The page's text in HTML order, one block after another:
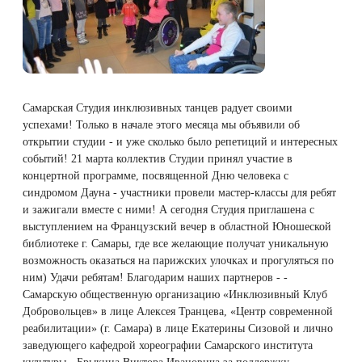
Самарская Студия инклюзивных танцев радует своими
успехами! Только в начале этого месяца мы объявили об
открытии студии - и уже сколько было репетиций и интересных
событий! 21 марта коллектив Студии принял участие в
концертной программе, посвященной Дню человека с
синдромом Дауна - участники провели мастер-классы для ребят
и зажигали вместе с ними! А сегодня Студия приглашена с
выступлением на Французский вечер в областной Юношеской
библиотеке г. Самары, где все желающие получат уникальную
возможность оказаться на парижских улочках и прогуляться по
ним) Удачи ребятам! Благодарим наших партнеров - -
Самарскую общественную организацию «Инклюзивный Клуб
Добровольцев» в лице Алексея Транцева, «Центр современной
реабилитации» (г. Самара) в лице Екатерины Сизовой и лично
заведующего кафедрой хореографии Самарского института
Удаление растяжек
Лазерная наноперфорация
Лазерная эпиляция
Лазерная QOOL-эпиляция
Эпиляция диодным лазером
Лазерное омоложение рук
Удаление татуировок
Удаление татуажа (перманентного макияжа)
Лазерное удаление невуса
Плазмотерапия
Нитевой лифтинг
Биоревитализация
Контурная пластика лица
Дермотония на аппарате SKINTONIC
(Скинтоник)
Миостимуляция лица
УВТ терапия на аппарате EWATage
Ультразвуковая чистка лица
RSL-скульптурирование
Вакуумно-роликовый массаж на аппарате
Beautyliner (Бьютилайнер)
Вакуумно-роликовый массаж на аппарате
ДНК-тестирование
Интегративная косметология
Процедуры для детей
Маникюр и педикюр
Косметология для подростков
Косметология для мужчин
Купить космецевтику VIF
Избавиться от растяжек на животе
Освежить кожу
Омолодить кожу рук
Изменить овал лица
Избавиться от птоза на лице
Избавиться от морщин
Убрать морщины на шее
Увеличить губы
Удалить морщины вокруг глаз
Конгресс ECALM